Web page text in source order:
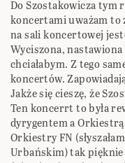
Do Szostakowicza tym
koncertami uważam to
na sali koncertowej
Wyciszona,
chciałabym. Z tego
koncertów.
Jakże się cieszę, że
Ten koncerrt to była
dyrygentem a
Orkiestry FN
Urbańskim) tak